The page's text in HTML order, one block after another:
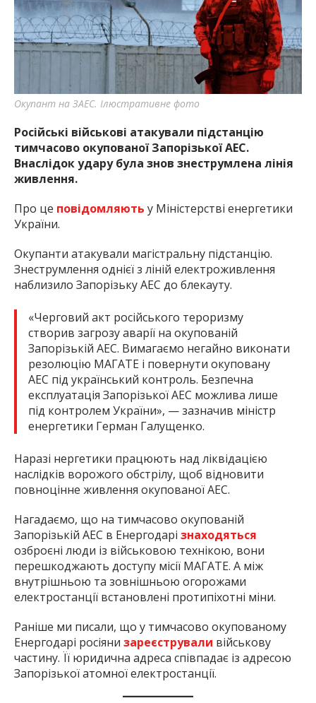
найважливішу інформацію про події
міста Запоріжжя та області.
Окупант на ЗАЕС. Ілюстративне фото
Російські військові атакували підстанцію
тимчасово окупованої Запорізької АЕС.
Внаслідок удару була знов знеструмлена лінія
живлення.
Про це повідомляють у Міністерстві енергетики
України.
Окупанти атакували магістральну підстанцію.
Знеструмлення однієї з ліній електроживлення
наблизило Запорізьку АЕС до блекауту.
«Черговий акт російського тероризму
створив загрозу аварії на окупованій
Запорізькій АЕС. Вимагаємо негайно виконати
резолюцію МАГАТЕ і повернути окуповану
АЕС під український контроль. Безпечна
експлуатація Запорізької АЕС можлива лише
під контролем України», — зазначив міністр
енергетики Герман Галущенко.
Наразі нергетики працюють над ліквідацією
наслідків ворожого обстрілу, щоб відновити
повноцінне живлення окупованої АЕС.
Нагадаємо, що на тимчасово окупованій
Запорізькій АЕС в Енергодарі знаходяться
озброєні люди із військовою технікою, вони
перешкоджають доступу місії МАГАТЕ. А між
внутрішньою та зовнішньою огорожами
електростанції встановлені протипіхотні міни.
Раніше ми писали, що у тимчасово окупованому
Енергодарі росіяни зареєстрували військову
частину. Її юридична адреса співпадає із адресою
Запорізької атомної електростанції.